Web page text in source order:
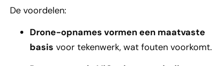
De voordelen:
Drone-opnames vormen een maatvaste
basis voor tekenwerk, wat fouten voorkomt.